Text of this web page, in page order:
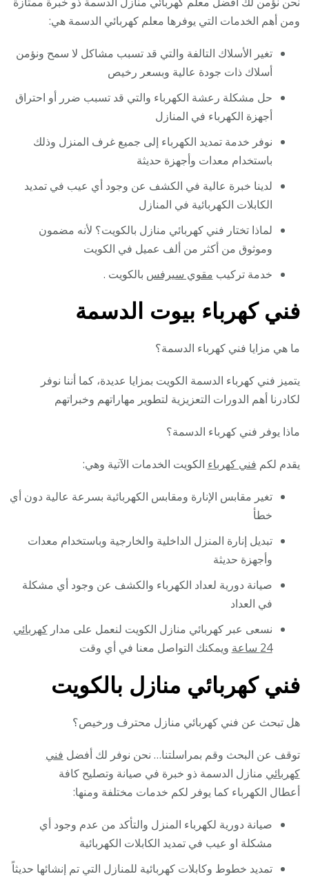
ومن أهم الخدمات التي يوفرها معلم كهربائي الدسمة هي:
تغير الأسلاك التالفة والتي قد تسبب مشاكل لا سمح ونؤمن
أسلاك ذات جودة عالية وبسعر رخيص
حل مشكلة رعشة الكهرباء والتي قد تسبب ضرر أو احتراق
أجهزة الكهرباء في المنازل
نوفر خدمة تمديد الكهرباء إلى جميع غرف المنزل وذلك
باستخدام معدات وأجهزة حديثة
لدينا خبرة عالية في الكشف عن وجود أي عيب في تمديد
الكابلات الكهربائية في المنازل
لماذا تختار فني كهربائي منازل بالكويت؟ لأنه مضمون
وموثوق من أكثر من ألف عميل في الكويت
خدمة تركيب مقوي سيرفس بالكويت .
فني كهرباء بيوت الدسمة
ما هي مزايا فني كهرباء الدسمة؟
يتميز فني كهرباء الدسمة الكويت بمزايا عديدة، كما أننا نوفر
لكادرنا أهم الدورات التعزيزية لتطوير مهاراتهم وخبراتهم
ماذا يوفر فني كهرباء الدسمة؟
يقدم لكم فني كهرباء الكويت الخدمات الآتية وهي:
تغير مقابس الإنارة ومقابس الكهربائية بسرعة عالية دون أي
خطأ
تبديل إنارة المنزل الداخلية والخارجية وباستخدام معدات
وأجهزة حديثة
صيانة دورية لعداد الكهرباء والكشف عن وجود أي مشكلة
في العداد
نسعى عبر كهربائي منازل الكويت لنعمل على مداركهربائي
24 ساعة
ويمكنك التواصل معنا في أي وقت
فني كهربائي منازل بالكويت
هل تبحث عن فني كهربائي منازل محترف ورخيص؟
توقف عن البحث وقم بمراسلتنا… نحن نوفر لك أفضل فني
كهربائي منازل الدسمة ذو خبرة في صيانة وتصليح كافة
أعطال الكهرباء كما يوفر لكم خدمات مختلفة ومنها:
صيانة دورية لكهرباء المنزل والتأكد من عدم وجود أي
مشكلة او عيب في تمديد الكابلات الكهربائية
تمديد خطوط وكابلات كهربائية للمنازل التي تم إنشائها حديثاً